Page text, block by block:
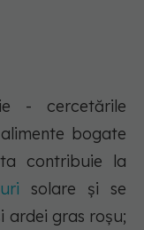
- cercetările
bogate
contribuie la
solare și se
ardei gras roșu;